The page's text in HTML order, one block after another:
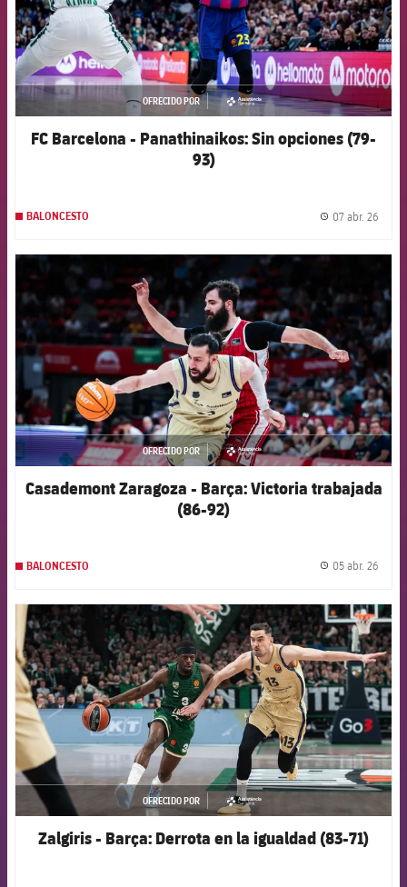
OFRECIDO POR
asistencia
FC Barcelona - Panathinaikos: Sin opciones (79-
93)
BALONCESTO 07 abr. 26
FCB Barcelona badge
OFRECIDO POR
asistencia
Casademont Zaragoza - Barça: Victoria trabajada
(86-92)
BALONCESTO 05 abr. 26
FCB Barcelona badge
OFRECIDO POR
asistencia
Zalgiris - Barça: Derrota en la igualdad (83-71)